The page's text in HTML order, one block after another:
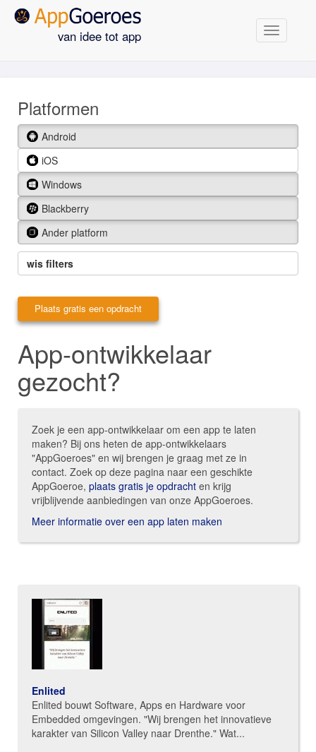
van idee tot app Navigatie
Platformen
Android
iOS
Windows
Blackberry
Ander platform
wis filters
Plaats gratis een opdracht
App-ontwikkelaar
gezocht?
Zoek je een app-ontwikkelaar om een app te laten
maken? Bij ons heten de app-ontwikkelaars
"AppGoeroes" en wij brengen je graag met ze in
contact. Zoek op deze pagina naar een geschikte
AppGoeroe, plaats gratis je opdracht en krijg
vrijblijvende aanbiedingen van onze AppGoeroes.
Meer informatie over een app laten maken
Enlited
Enlited bouwt Software, Apps en Hardware voor
Embedded omgevingen. "Wij brengen het innovatieve
karakter van Silicon Valley naar Drenthe." Wat...